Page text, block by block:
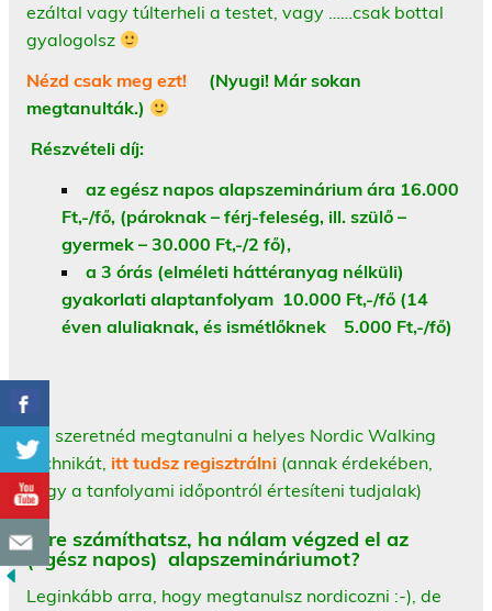
ezáltal vagy túlterheli a testet, vagy ……csak bottal
gyalogolsz
Nézd csak meg ezt!
(Nyugi! Már sokan
megtanulták.)
Részvételi díj:
az egész napos alapszeminárium ára 16.000
Ft,-/fő, (pároknak – férj-feleség, ill. szülő –
gyermek – 30.000 Ft,-/2 fő),
a 3 órás (elméleti háttéranyag nélküli)
gyakorlati alaptanfolyam 10.000 Ft,-/fő (14
éven aluliaknak, és ismétlőknek 5.000 Ft,-/fő)
Ha szeretnéd megtanulni a helyes Nordic Walking
technikát, itt tudsz regisztrálni (annak érdekében,
hogy a tanfolyami időpontról értesíteni tudjalak)
Mire számíthatsz, ha nálam végzed el az
(egész napos) alapszemináriumot?
Leginkább arra, hogy megtanulsz nordicozni :-), de